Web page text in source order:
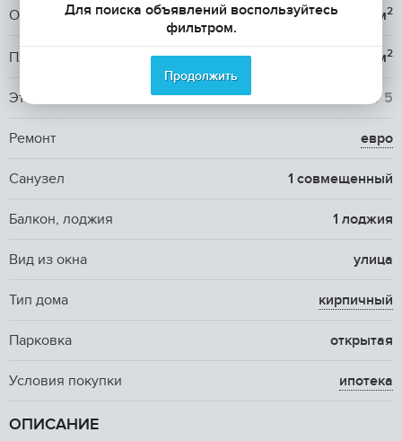
Общая площадь 42 м2
Площадь кухни 14 м2
Этаж / Этажность 5/ 5
Ремонт евро
Санузел 1 совмещенный
Балкон, лоджия 1 лоджия
Вид из окна улица
Тип дома кирпичный
Парковка открытая
Условия покупки ипотека
ОПИСАНИЕ
Для поиска объявлений воспользуйтесь
фильтром.
Продолжить